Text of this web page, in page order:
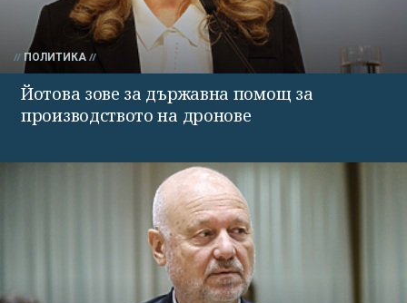
ПОЛИТИКА
Йотова зове за държавна помощ за
производството на дронове